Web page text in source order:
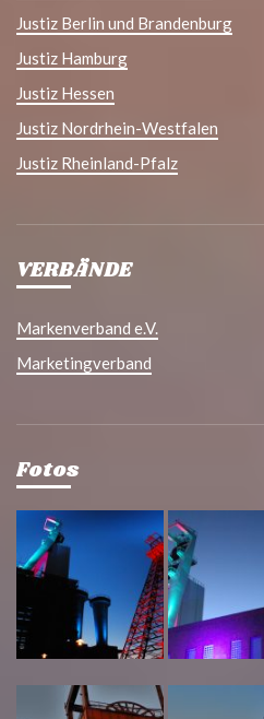
Justiz Berlin und Brandenburg
Justiz Hamburg
Justiz Hessen
Justiz Nordrhein-Westfalen
Justiz Rheinland-Pfalz
VERBÄNDE
Markenverband e.V.
Marketingverband
Fotos